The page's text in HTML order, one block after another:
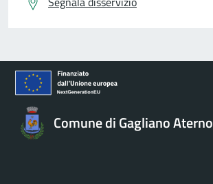
Comune di Gagliano Aterno